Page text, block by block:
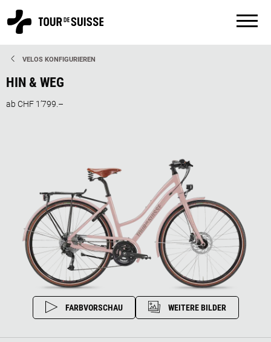
VELOS KONFIGURIEREN
HIN & WEG
ab CHF 1’799.–
FARBVORSCHAU WEITERE BILDER